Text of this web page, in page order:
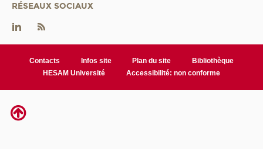
RÉSEAUX SOCIAUX
Contacts Infos site Plan du site
Bibliothèque
HESAM Université
Accessibilité: non conforme